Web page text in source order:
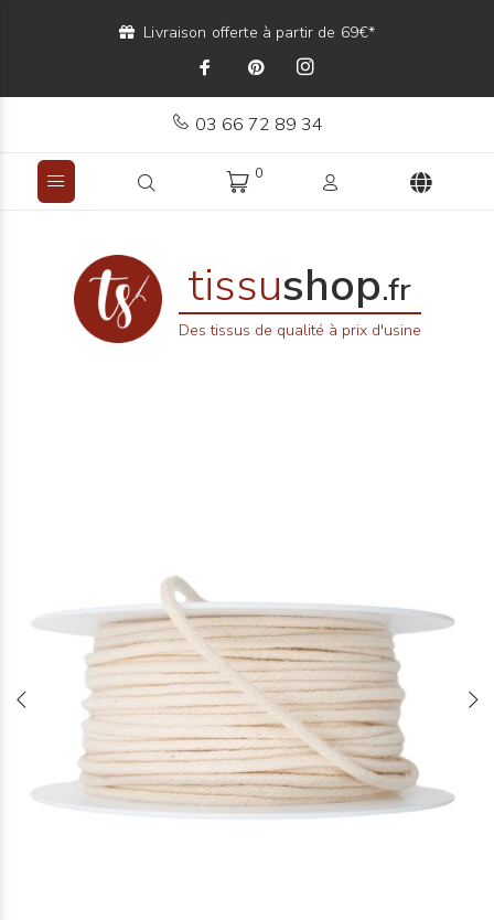
Livraison offerte à partir de 69€*
03 66 72 89 34
0
tissushop.fr
Des tissus de qualité à prix d'usine